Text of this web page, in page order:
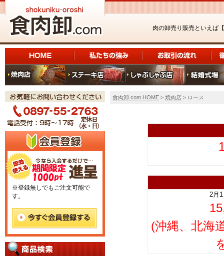
肉の卸売り販売といえば【
※登録無しでもご注文可能で
す。
食肉卸.com HOME > 焼肉店 > ロース
2月
(沖縄、北海